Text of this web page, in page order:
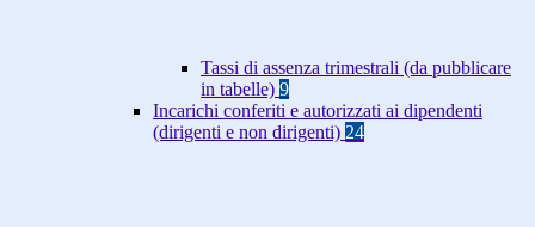
Tassi di assenza trimestrali (da pubblicare
in tabelle) 9
Incarichi conferiti e autorizzati ai dipendenti
(dirigenti e non dirigenti) 24